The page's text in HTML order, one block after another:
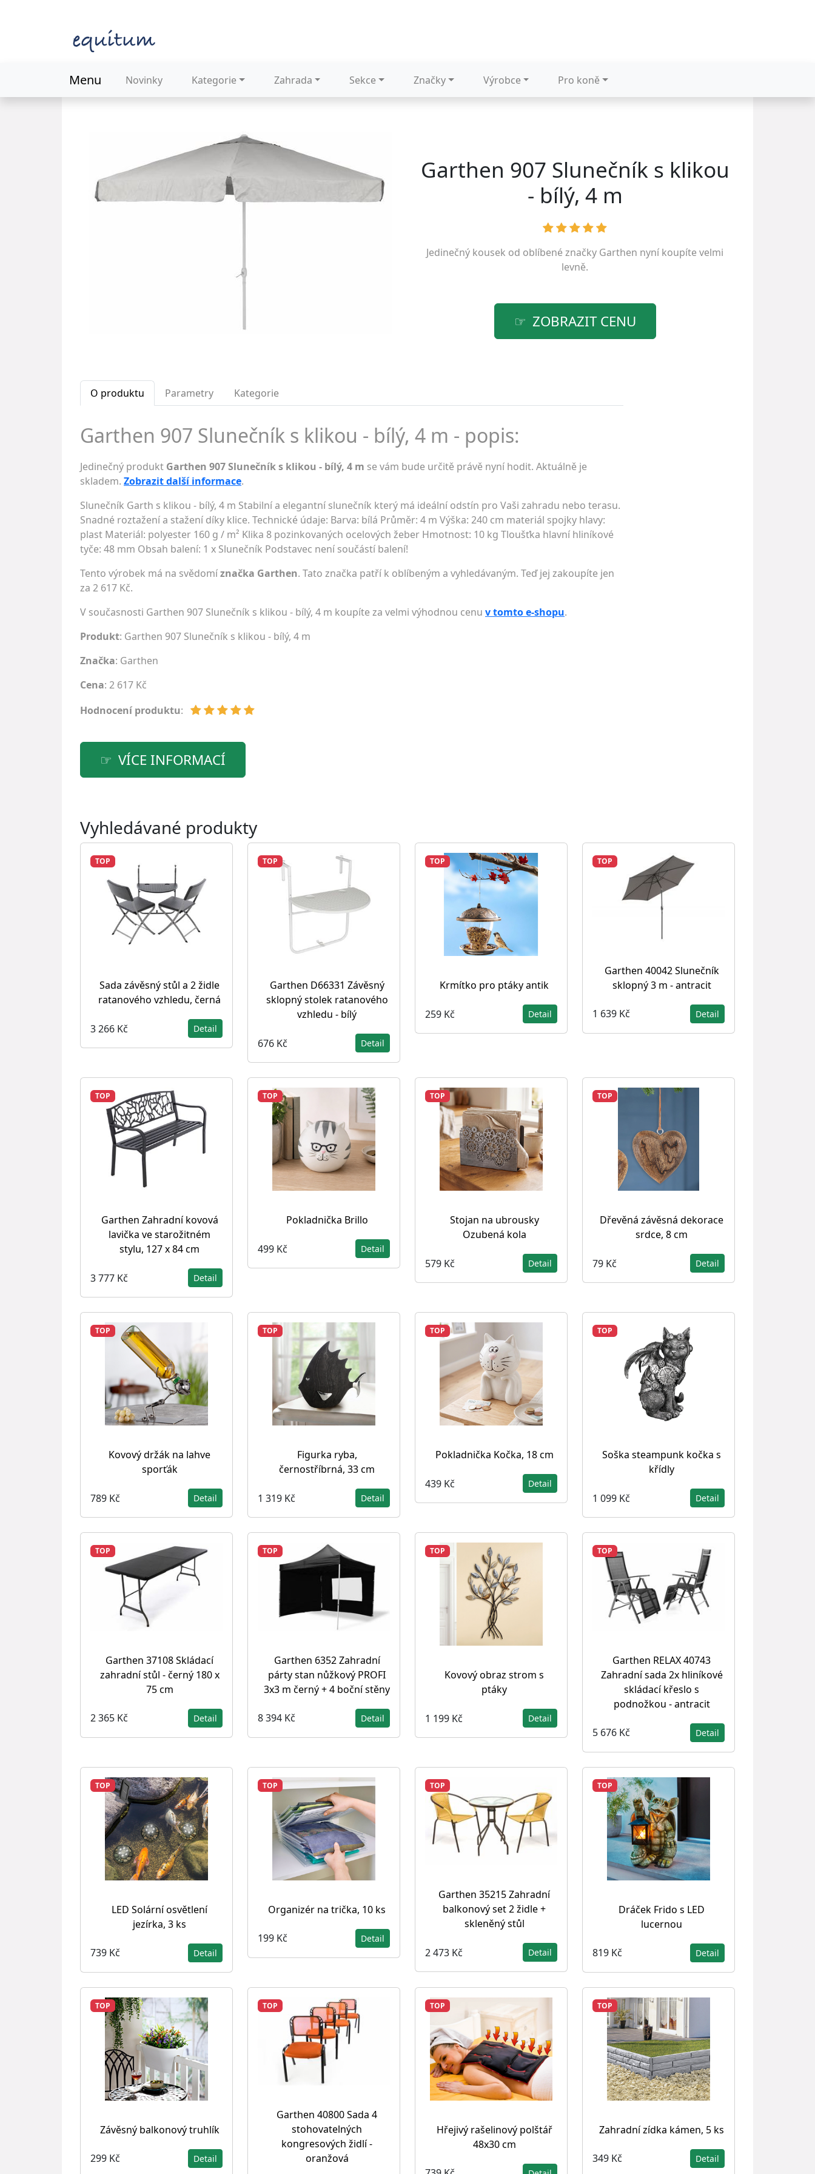
Menu Novinky Kategorie Zahrada Sekce Značky Výrobce Pro koně
Garthen 907 Slunečník s klikou
- bílý, 4 m
Jedinečný kousek od oblíbené značky Garthen nyní koupíte velmi
levně.
ZOBRAZIT CENU
O produktu Parametry Kategorie
Garthen 907 Slunečník s klikou - bílý, 4 m - popis:
Jedinečný produkt Garthen 907 Slunečník s klikou - bílý, 4 m se vám bude určitě právě nyní hodit. Aktuálně je
skladem. Zobrazit další informace.
Slunečník Garth s klikou - bílý, 4 m Stabilní a elegantní slunečník který má ideální odstín pro Vaši zahradu nebo terasu.
Snadné roztažení a stažení díky klice. Technické údaje: Barva: bílá Průměr: 4 m Výška: 240 cm materiál spojky hlavy:
plast Materiál: polyester 160 g / m² Klika 8 pozinkovaných ocelových žeber Hmotnost: 10 kg Tloušťka hlavní hliníkové
tyče: 48 mm Obsah balení: 1 x Slunečník Podstavec není součástí balení!
Tento výrobek má na svědomíznačka Garthen. Tato značka patří k oblíbeným a vyhledávaným. Teď jej zakoupíte jen
za 2 617 Kč.
V současnosti Garthen 907 Slunečník s klikou - bílý, 4 m koupíte za velmi výhodnou cenu v tomto e-shopu.
Produkt: Garthen 907 Slunečník s klikou - bílý, 4 m
Značka: Garthen
Cena: 2 617 Kč
Hodnocení produktu:
VÍCE INFORMACÍ
Vyhledávané produkty
TOP
Sada závěsný stůl a 2 židle
ratanového vzhledu, černá
3 266 Kč Detail
TOP
Garthen D66331 Závěsný
sklopný stolek ratanového
vzhledu - bílý
676 Kč Detail
TOP
Krmítko pro ptáky antik
259 Kč Detail
TOP
Garthen 40042 Slunečník
sklopný 3 m - antracit
1 639 Kč Detail
TOP
Garthen Zahradní kovová
lavička ve starožitném
stylu, 127 x 84 cm
3 777 Kč Detail
TOP
Pokladnička Brillo
499 Kč Detail
TOP
Stojan na ubrousky
Ozubená kola
579 Kč Detail
TOP
Dřevěná závěsná dekorace
srdce, 8 cm
79 Kč Detail
TOP
Kovový držák na lahve
sporťák
789 Kč Detail
TOP
Figurka ryba,
černostříbrná, 33 cm
1 319 Kč Detail
TOP
Pokladnička Kočka, 18 cm
439 Kč Detail
TOP
Soška steampunk kočka s
křídly
1 099 Kč Detail
TOP
Garthen 37108 Skládací
zahradní stůl - černý 180 x
75 cm
2 365 Kč Detail
TOP
Garthen 6352 Zahradní
párty stan nůžkový PROFI
3x3 m černý + 4 boční stěny
8 394 Kč Detail
TOP
Kovový obraz strom s
ptáky
1 199 Kč Detail
TOP
Garthen RELAX 40743
Zahradní sada 2x hliníkové
skládací křeslo s
podnožkou - antracit
5 676 Kč Detail
TOP
LED Solární osvětlení
jezírka, 3 ks
739 Kč Detail
TOP
Organizér na trička, 10 ks
199 Kč Detail
TOP
Garthen 35215 Zahradní
balkonový set 2 židle +
skleněný stůl
2 473 Kč Detail
TOP
Dráček Frido s LED
lucernou
819 Kč Detail
TOP
Závěsný balkonový truhlík
299 Kč Detail
TOP
Garthen 40800 Sada 4
stohovatelných
kongresových židlí -
oranžová
TOP
Hřejivý rašelinový polštář
48x30 cm
TOP
Zahradní zídka kámen, 5 ks
349 Kč Detail